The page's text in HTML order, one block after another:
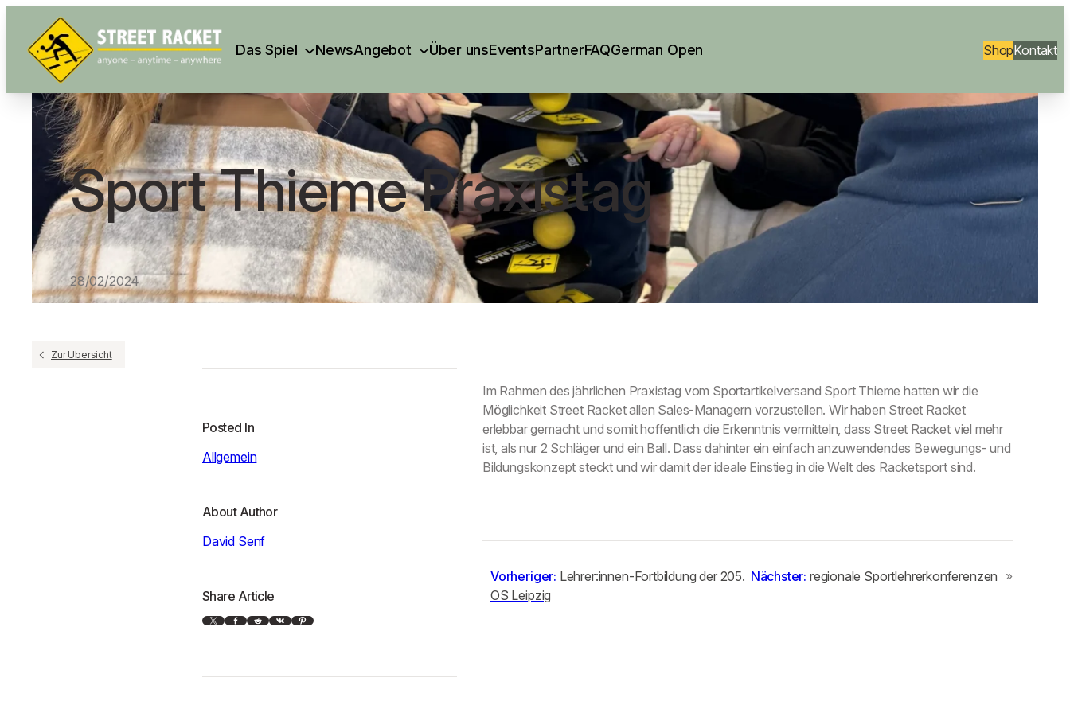
Das Spiel NewsAngebot Über unsEventsPartnerFAQGerman Open ShopKontakt
Sport Thieme Praxistag
28/02/2024
Zur Übersicht
Im Rahmen des jährlichen Praxistag vom Sportartikelversand Sport Thieme hatten wir die
Möglichkeit Street Racket allen Sales-Managern vorzustellen. Wir haben Street Racket
erlebbar gemacht und somit hoffentlich die Erkenntnis vermitteln, dass Street Racket viel mehr
ist, als nur 2 Schläger und ein Ball. Dass dahinter ein einfach anzuwendendes Bewegungs- und
Bildungskonzept steckt und wir damit der ideale Einstieg in die Welt des Racketsport sind.
Vorheriger: Lehrer:innen-Fortbildung der 205.
OS Leipzig
Nächster: regionale Sportlehrerkonferenzen »
Posted In
Allgemein
About Author
David Senf
Share Article
X
Facebook Reddit VK Pinterest